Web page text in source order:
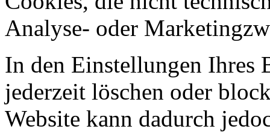
Analyse- oder
In den Einstellungen Ihres
jederzeit löschen oder
Website kann dadurch